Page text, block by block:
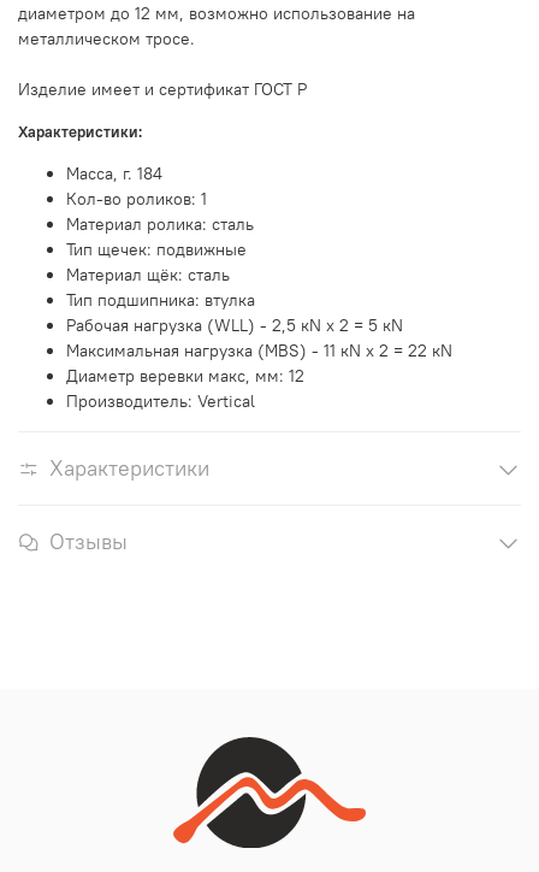
диаметром до 12 мм, возможно использование на
металлическом тросе.
Изделие имеет и сертификат ГОСТ Р
Характеристики:
Масса, г. 184
Кол-во роликов: 1
Материал ролика: сталь
Тип щечек: подвижные
Материал щёк: сталь
Тип подшипника: втулка
Рабочая нагрузка (WLL) - 2,5 кN х 2 = 5 кN
Максимальная нагрузка (MBS) - 11 кN х 2 = 22 кN
Диаметр веревки макс, мм: 12
Производитель: Vertical
Характеристики
Отзывы